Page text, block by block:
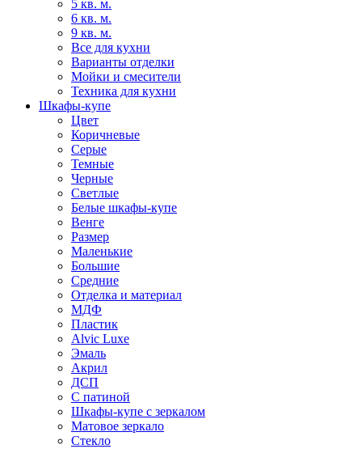
5 кв. м.
6 кв. м.
9 кв. м.
Все для кухни
Варианты отделки
Мойки и смесители
Техника для кухни
Шкафы-купе
Цвет
Коричневые
Серые
Темные
Черные
Светлые
Белые шкафы-купе
Венге
Размер
Маленькие
Большие
Средние
Отделка и материал
МДФ
Пластик
Alvic Luxe
Эмаль
Акрил
ДСП
С патиной
Шкафы-купе с зеркалом
Матовое зеркало
Стекло